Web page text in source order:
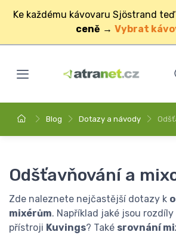
Ke každému kávovaru Sjöstrand teď
ceně → Vybrat
Blog Dotazy a návody
Odšťavňování a
Zde naleznete nejčastější dotazy k
mixérům. Například jaké jsou
přístroji Kuvings? Také srovnání